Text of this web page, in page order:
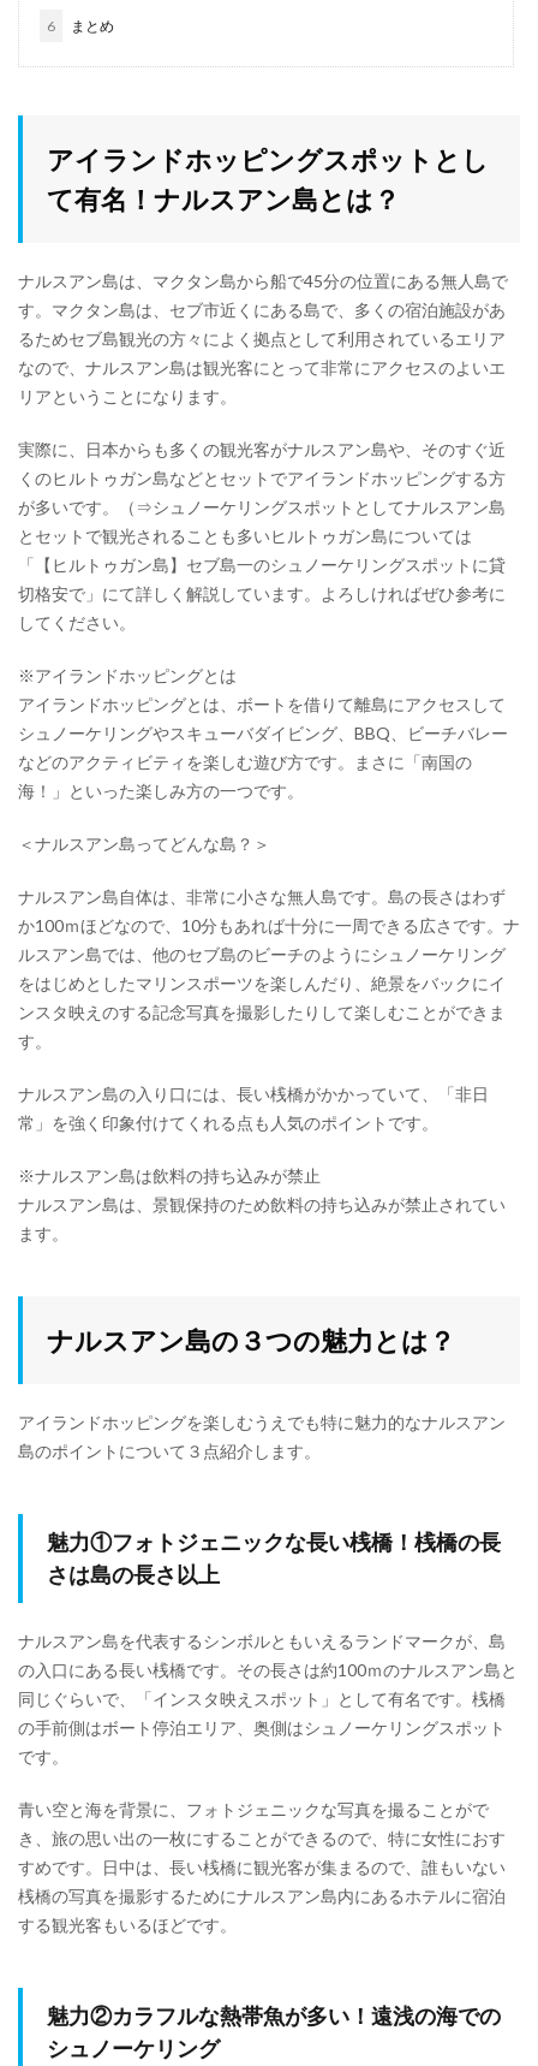
6 まとめ
アイランドホッピングスポットとし
て有名！ナルスアン島とは？
ナルスアン島は、マクタン島から船で45分の位置にある無人島で
す。マクタン島は、セブ市近くにある島で、多くの宿泊施設があ
るためセブ島観光の方々によく拠点として利用されているエリア
なので、ナルスアン島は観光客にとって非常にアクセスのよいエ
リアということになります。
実際に、日本からも多くの観光客がナルスアン島や、そのすぐ近
くのヒルトゥガン島などとセットでアイランドホッピングする方
が多いです。（⇒シュノーケリングスポットとしてナルスアン島
とセットで観光されることも多いヒルトゥガン島については
「【ヒルトゥガン島】セブ島一のシュノーケリングスポットに貸
切格安で」にて詳しく解説しています。よろしければぜひ参考に
してください。
※アイランドホッピングとは
アイランドホッピングとは、ボートを借りて離島にアクセスして
シュノーケリングやスキューバダイビング、BBQ、ビーチバレー
などのアクティビティを楽しむ遊び方です。まさに「南国の
海！」といった楽しみ方の一つです。
＜ナルスアン島ってどんな島？＞
ナルスアン島自体は、非常に小さな無人島です。島の長さはわず
か100ｍほどなので、10分もあれば十分に一周できる広さです。ナ
ルスアン島では、他のセブ島のビーチのようにシュノーケリング
をはじめとしたマリンスポーツを楽しんだり、絶景をバックにイ
ンスタ映えのする記念写真を撮影したりして楽しむことができま
す。
ナルスアン島の入り口には、長い桟橋がかかっていて、「非日
常」を強く印象付けてくれる点も人気のポイントです。
※ナルスアン島は飲料の持ち込みが禁止
ナルスアン島は、景観保持のため飲料の持ち込みが禁止されてい
ます。
ナルスアン島の３つの魅力とは？
アイランドホッピングを楽しむうえでも特に魅力的なナルスアン
島のポイントについて３点紹介します。
魅力①フォトジェニックな長い桟橋！桟橋の長
さは島の長さ以上
ナルスアン島を代表するシンボルともいえるランドマークが、島
の入口にある長い桟橋です。その長さは約100ｍのナルスアン島と
同じぐらいで、「インスタ映えスポット」として有名です。桟橋
の手前側はボート停泊エリア、奥側はシュノーケリングスポット
です。
青い空と海を背景に、フォトジェニックな写真を撮ることがで
き、旅の思い出の一枚にすることができるので、特に女性におす
すめです。日中は、長い桟橋に観光客が集まるので、誰もいない
桟橋の写真を撮影するためにナルスアン島内にあるホテルに宿泊
する観光客もいるほどです。
魅力②カラフルな熱帯魚が多い！遠浅の海での
シュノーケリング